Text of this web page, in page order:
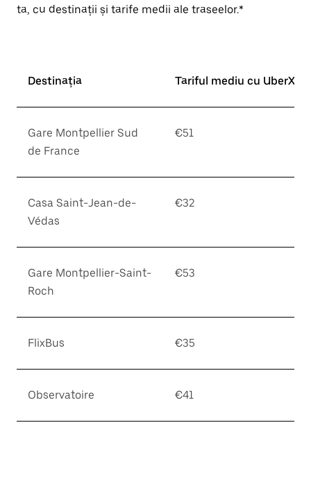
ta, cu destinații și tarife medii ale traseelor.*
Destinația Tariful mediu cu UberX*
Gare Montpellier Sud
de France
€51
Casa Saint-Jean-de-
Védas
€32
Gare Montpellier-Saint-
Roch
€53
FlixBus €35
Observatoire €41